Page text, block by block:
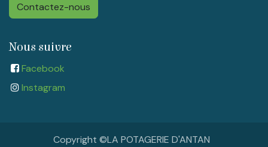
Contactez-nous
Nous suivre
Facebook
Instagram​
Copyright ©LA POTAGERIE D'ANTAN